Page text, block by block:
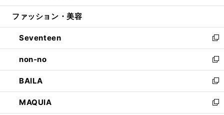
開
ウ
開
く
ン
ウ
で
開
く
ウ
ン
ド
ウ
で
開
く
ファッション・美容
Seventeen
新
し
い
ウ
ィ
ン
ド
non-no
新
し
い
ウ
ィ
BAILA
新
し
い
MAQUIA
新